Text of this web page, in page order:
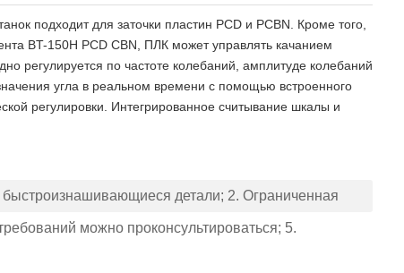
подходит для заточки пластин PCD и PCBN. Кроме того,
BT-150H PCD CBN, ПЛК может управлять качанием
регулируется по частоте колебаний, амплитуде колебаний
угла в реальном времени с помощью встроенного
регулировки. Интегрированное считывание шкалы и
быстроизнашивающиеся детали; 2. Ограниченная
можно проконсультироваться; 5.